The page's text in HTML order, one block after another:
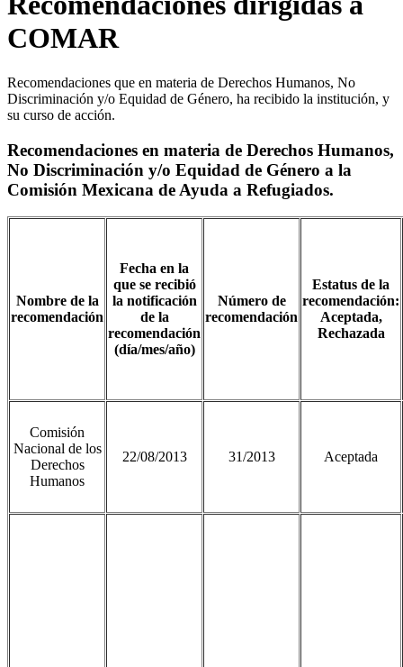
COMAR
Recomendaciones que en materia de Derechos Humanos, No
Discriminación y/o Equidad de Género, ha recibido la institución, y
su curso de acción.
Recomendaciones en materia de Derechos Humanos,
No Discriminación y/o Equidad de Género a la
Comisión Mexicana de Ayuda a Refugiados.
Nombre de la
recomendación
Fecha en la
que se recibió
la notificación
de la
recomendación
(día/mes/año)
Número de
recomendación
Estatus de la
recomendación:
Aceptada,
Rechazada
Comisión
Nacional de los
Derechos
Humanos
22/08/2013 31/2013 Aceptada